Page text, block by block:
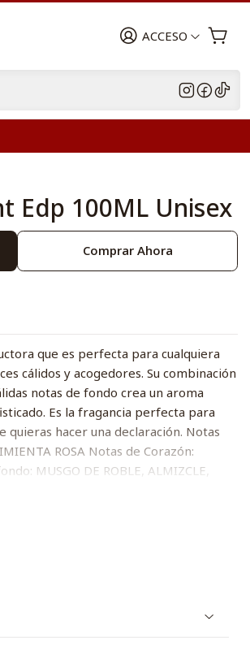
ACCESO
Edp 100ML Unisex
Comprar Ahora
que es perfecta para cualquiera
cálidos y acogedores. Su combinación
notas de fondo crea un aroma
Es la fragancia perfecta para
quieras hacer una declaración. Notas
ROSA Notas de Corazón:
MUSGO DE ROBLE, ALMIZCLE,